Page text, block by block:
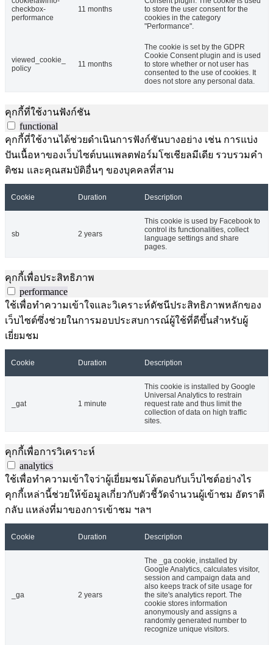
checkbox-
performance
11 months
to store the user consent for the
cookies in the category
"Performance".
viewed_cookie_
policy
11 months
The cookie is set by the GDPR
Cookie Consent plugin and is used
to store whether or not user has
consented to the use of cookies. It
does not store any personal data.
คุกกี้ที่ใช้งานฟังก์ชัน
functional
คุกกี้ที่ใช้งานได้ช่วยดำเนินการฟังก์ชันบางอย่าง เช่น การแบ่ง
ปันเนื้อหาของเว็บไซต์บนแพลตฟอร์มโซเชียลมีเดีย รวบรวมคำ
ติชม และคุณสมบัติอื่นๆ ของบุคคลที่สาม
Cookie Duration Description
sb 2 years
This cookie is used by Facebook to
control its functionalities, collect
language settings and share
pages.
คุกกี้เพื่อประสิทธิภาพ
performance
ใช้เพื่อทำความเข้าใจและวิเคราะห์ดัชนีประสิทธิภาพหลักของ
เว็บไซต์ซึ่งช่วยในการมอบประสบการณ์ผู้ใช้ที่ดีขึ้นสำหรับผู้
เยี่ยมชม
Cookie Duration Description
_gat 1 minute
This cookie is installed by Google
Universal Analytics to restrain
request rate and thus limit the
collection of data on high traffic
sites.
คุกกี้เพื่อการวิเคราะห์
analytics
ใช้เพื่อทำความเข้าใจว่าผู้เยี่ยมชมโต้ตอบกับเว็บไซต์อย่างไร
คุกกี้เหล่านี้ช่วยให้ข้อมูลเกี่ยวกับตัวชี้วัดจำนวนผู้เข้าชม อัตราตี
กลับ แหล่งที่มาของการเข้าชม ฯลฯ
Cookie Duration Description
_ga 2 years
The _ga cookie, installed by
Google Analytics, calculates visitor,
session and campaign data and
also keeps track of site usage for
the site's analytics report. The
cookie stores information
anonymously and assigns a
randomly generated number to
recognize unique visitors.